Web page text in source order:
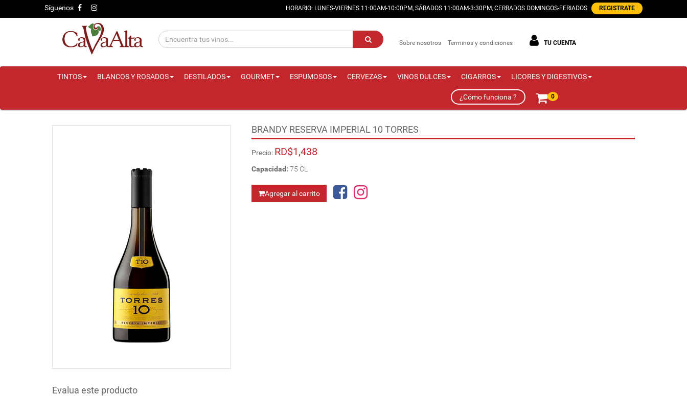
Síguenos HORARIO: LUNES-VIERNES 11:00AM-10:00PM, SÁBADOS 11:00AM-3:30PM, CERRADOS DOMINGOS-FERIADOS REGISTRATE
Sobre nosotros Terminos y condiciones TU CUENTA
TINTOS BLANCOS Y ROSADOS DESTILADOS GOURMET ESPUMOSOS CERVEZAS VINOS DULCES CIGARROS LICORES Y DIGESTIVOS
¿Cómo funciona ? 0
BRANDY RESERVA IMPERIAL 10 TORRES
Precio: RD$1,438
Capacidad: 75 CL
Agregar al carrito
Evalua este producto